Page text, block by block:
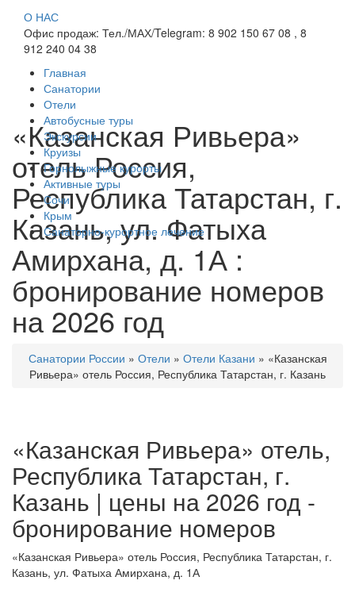
О НАС
Офис продаж: Тел./МАХ/Telegram: 8 902 150 67 08 , 8
912 240 04 38
Главная
Санатории
Отели
Автобусные туры
Экскурсии
Круизы
Горнолыжные курорты
Активные туры
Сочи
Крым
Санаторно-курортное лечение
«Казанская Ривьера»
отель Россия,
Республика Татарстан, г.
Казань, ул. Фатыха
Амирхана, д. 1А :
бронирование номеров
на 2026 год
Санатории России » Отели » Отели Казани » «Казанская
Ривьера» отель Россия, Республика Татарстан, г. Казань
«Казанская Ривьера» отель,
Республика Татарстан, г.
Казань | цены на 2026 год -
бронирование номеров
«Казанская Ривьера» отель Россия, Республика Татарстан, г.
Казань, ул. Фатыха Амирхана, д. 1А